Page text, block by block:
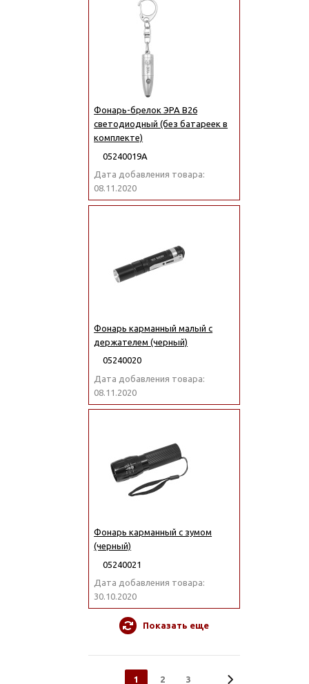
Фонарь-брелок ЭРА B26
светодиодный (без батареек в
комплекте)
05240019А
Дата добавления товара:
08.11.2020
Фонарь карманный малый с
держателем (черный)
05240020
Дата добавления товара:
08.11.2020
Фонарь карманный с зумом
(черный)
05240021
Дата добавления товара:
30.10.2020
Показать еще
1 2 3